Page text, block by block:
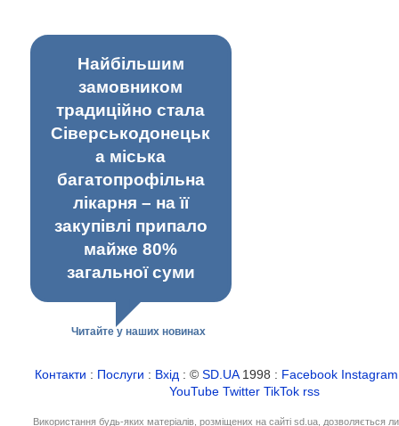
Найбільшим
замовником
традиційно стала
Сіверськодонецьк
а міська
багатопрофільна
лікарня – на її
закупівлі припало
майже 80%
загальної суми
Читайте у наших новинах
Контакти : Послуги : Вхід : ©SD.UA1998 : Facebook Instagram
YouTube Twitter TikTok rss
Використання будь-яких матеріалів, розміщених на сайті sd.ua, дозволяється